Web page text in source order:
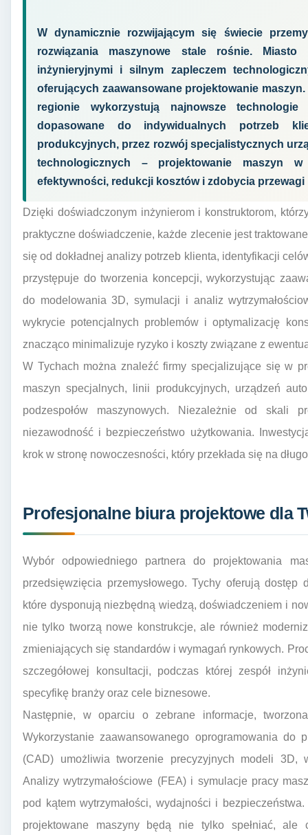
W dynamicznie rozwijającym się świecie
rozwiązania maszynowe stale rośnie.
inżynieryjnymi i silnym zapleczem
oferujących zaawansowane projektowanie
regionie wykorzystują najnowsze
dopasowane do indywidualnych potrzeb
produkcyjnych, przez rozwój specjalistycznych
technologicznych – projektowanie maszyn
efektywności, redukcji kosztów i zdobycia
Dzięki doświadczonym inżynierom i konstruktorom,
praktyczne doświadczenie, każde zlecenie jest
się od dokładnej analizy potrzeb klienta, identyfikacji
przystępuje do tworzenia koncepcji, wykorzystując
do modelowania 3D, symulacji i analiz
wykrycie potencjalnych problemów i optymalizację
znacząco minimalizuje ryzyko i koszty związane z
W Tychach można znaleźć firmy specjalizujące się w
maszyn specjalnych, linii produkcyjnych, urządzeń
podzespołów maszynowych. Niezależnie od skali
niezawodność i bezpieczeństwo użytkowania.
krok w stronę nowoczesności, który przekłada się na
Profesjonalne biura projektowe dla
Wybór odpowiedniego partnera do projektowania
przedsięwzięcia przemysłowego. Tychy oferują
które dysponują niezbędną wiedzą, doświadczeniem i
nie tylko tworzą nowe konstrukcje, ale również
zmieniających się standardów i wymagań rynkowych.
szczegółowej konsultacji, podczas której zespół
specyfikę branży oraz cele biznesowe.
Następnie, w oparciu o zebrane informacje,
Wykorzystanie zaawansowanego oprogramowania do
(CAD) umożliwia tworzenie precyzyjnych modeli 3D,
Analizy wytrzymałościowe (FEA) i symulacje pracy
pod kątem wytrzymałości, wydajności i
projektowane maszyny będą nie tylko spełniać, ale